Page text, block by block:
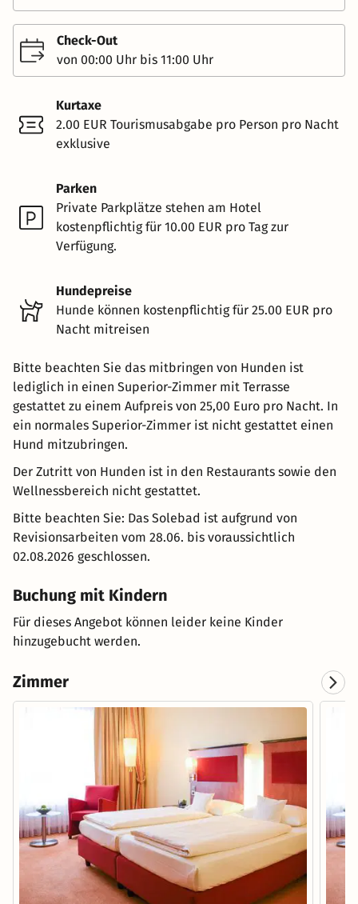
Check-Out
von 00:00 Uhr bis 11:00 Uhr
Kurtaxe
2.00 EUR Tourismusabgabe pro Person pro Nacht
exklusive
Parken
Private Parkplätze stehen am Hotel
kostenpflichtig für 10.00 EUR pro Tag zur
Verfügung.
Hundepreise
Hunde können kostenpflichtig für 25.00 EUR pro
Nacht mitreisen
Bitte beachten Sie das mitbringen von Hunden ist
lediglich in einen Superior-Zimmer mit Terrasse
gestattet zu einem Aufpreis von 25,00 Euro pro Nacht. In
ein normales Superior-Zimmer ist nicht gestattet einen
Hund mitzubringen.
Der Zutritt von Hunden ist in den Restaurants sowie den
Wellnessbereich nicht gestattet.
Bitte beachten Sie: Das Solebad ist aufgrund von
Revisionsarbeiten vom 28.06. bis voraussichtlich
02.08.2026 geschlossen.
Buchung mit Kindern
Für dieses Angebot können leider keine Kinder
hinzugebucht werden.
Zimmer